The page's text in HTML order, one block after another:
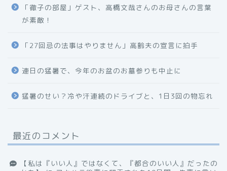
「徹子の部屋」ゲスト、高橋文哉さんのお母さんの言葉
が素敵！
「27回忌の法事はやりません」高齢夫の宣言に拍手
連日の猛暑で、今年のお盆のお墓参りも中止に
猛暑のせい？冷や汗連続のドライブと、1日3回の物忘れ
最近のコメント
【私は『いい人』ではなくて、『都合のいい人』だったの